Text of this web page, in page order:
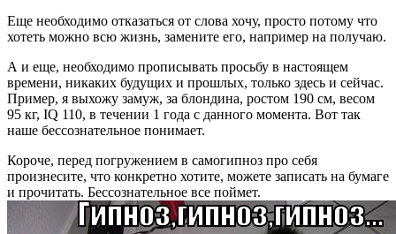
Еще необходимо отказаться от слова хочу, просто потому что
хотеть можно всю жизнь, замените его, например на получаю.
А и еще, необходимо прописывать просьбу в настоящем
времени, никаких будущих и прошлых, только здесь и сейчас.
Пример, я выхожу замуж, за блондина, ростом 190 см, весом
95 кг, IQ 110, в течении 1 года с данного момента. Вот так
наше бессознательное понимает.
Короче, перед погружением в самогипноз про себя
произнесите, что конкретно хотите, можете записать на бумаге
и прочитать. Бессознательное все поймет.